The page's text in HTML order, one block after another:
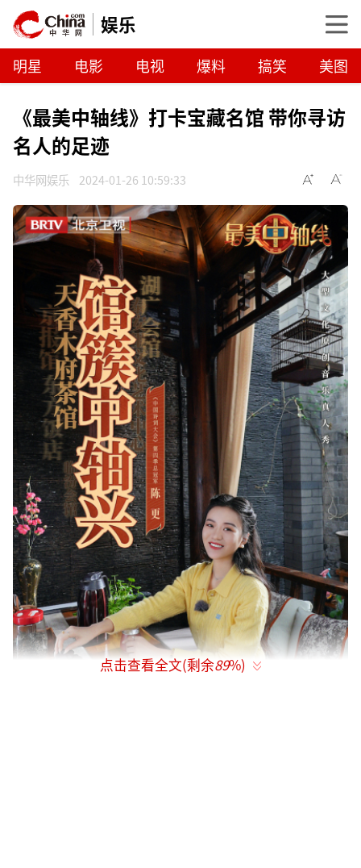
娱乐
明星 电影 电视 爆料 搞笑 美图
《最美中轴线》打卡宝藏名馆 带你寻访
名人的足迹
中华网娱乐 2024-01-26 10:59:33
点击查看全文(剩余89%)